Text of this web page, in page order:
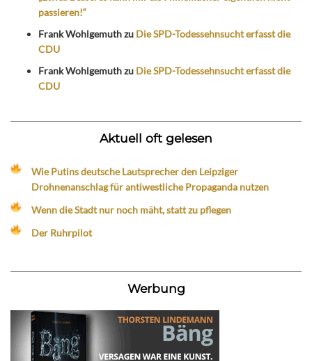
passieren!“
Frank Wohlgemuthzu Die SPD-Todessehnsucht erfasst die
CDU
Frank Wohlgemuthzu Die SPD-Todessehnsucht erfasst die
CDU
Aktuell oft gelesen
Wie Putins deutsche Lautsprecher den Leipziger
Drohnenanschlag für antiwestliche Propaganda nutzen
Wenn die Stadt nur noch mäht, statt zu pflegen
Der Ruhrpilot
Werbung